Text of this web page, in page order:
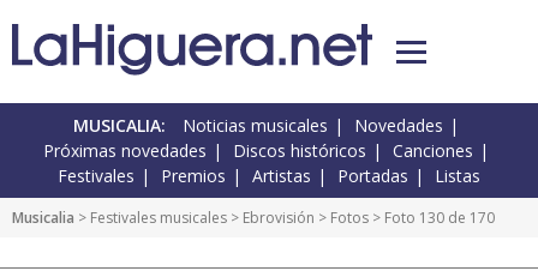
MUSICALIA: Noticias musicales
Novedades
Próximas novedades
Discos históricos
Canciones
Festivales
Premios Artistas Portadas Listas
Musicalia > Festivales musicales > Ebrovisión > Fotos > Foto 130 de 170